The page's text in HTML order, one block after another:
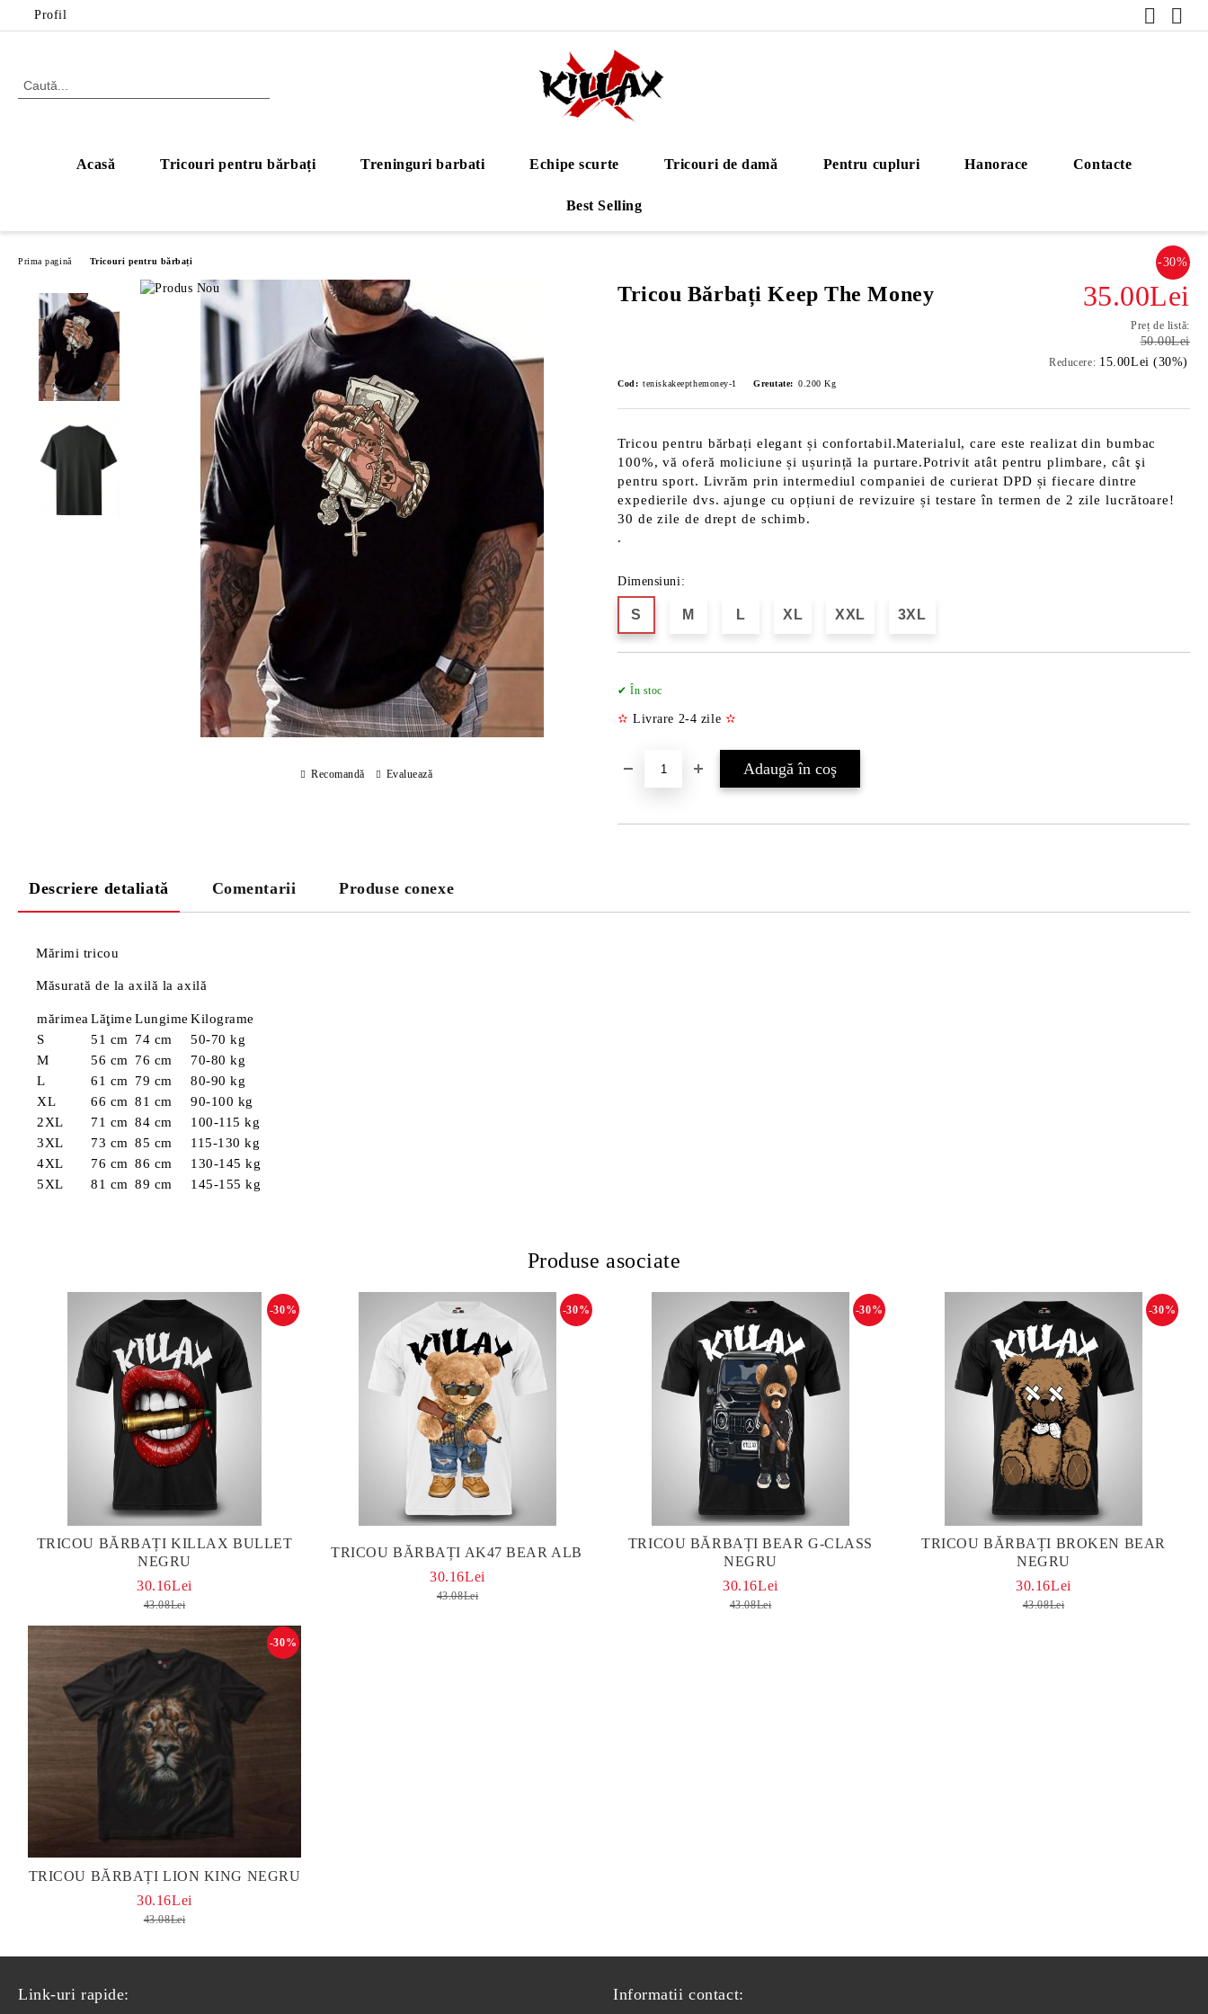
Profil
Acasă Tricouri pentru bărbați Treninguri barbati Echipe scurte Tricouri de damă Pentru cupluri Hanorace Contacte
Best Selling
Prima pagină Tricouri pentru bărbați
Tricou Bărbați Keep The Money
-30%
35.00Lei
Preț de listă:
50.00Lei
Reducere: 15.00Lei (30%)
Cod: teniskakeepthemoney-1 Greutate: 0.200 Kg
Tricou pentru bărbați elegant și confortabil.Materialul, care este realizat din bumbac
100%, vă oferă moliciune și ușurință la purtare.Potrivit atât pentru plimbare, cât şi
pentru sport. Livrăm prin intermediul companiei de curierat DPD și fiecare dintre
expedierile dvs. ajunge cu opțiuni de revizuire și testare în termen de 2 zile lucrătoare!
30 de zile de drept de schimb.
.
Dimensiuni:
S M L XL XXL 3XL
✔ În stoc
✫ Livrare 2-4 zile ✫
Recomandă Evaluează
Descriere detaliată Comentarii Produse conexe
Mărimi tricou
Măsurată de la axilă la axilă
mărimea Lăţime Lungime Kilograme
S
51 cm 74 cm
50-70 kg
M
56 cm 76 cm
70-80 kg
L
61 cm 79 cm
80-90 kg
XL
66 cm 81 cm
90-100 kg
2XL
71 cm 84 cm
100-115 kg
3XL
73 cm 85 cm
115-130 kg
4XL
76 cm 86 cm
130-145 kg
5XL
81 cm 89 cm 145-155 kg
Produse asociate
TRICOU BĂRBAȚI KILLAX BULLET
NEGRU
-30%
30.16Lei
43.08Lei
TRICOU BĂRBAȚI AK47 BEAR ALB
-30%
30.16Lei
43.08Lei
TRICOU BĂRBAȚI BEAR G-CLASS
NEGRU
-30%
30.16Lei
43.08Lei
TRICOU BĂRBAȚI BROKEN BEAR
NEGRU
-30%
30.16Lei
43.08Lei
TRICOU BĂRBAȚI LION KING NEGRU
-30%
30.16Lei
43.08Lei
Link-uri rapide: Informatii contact: